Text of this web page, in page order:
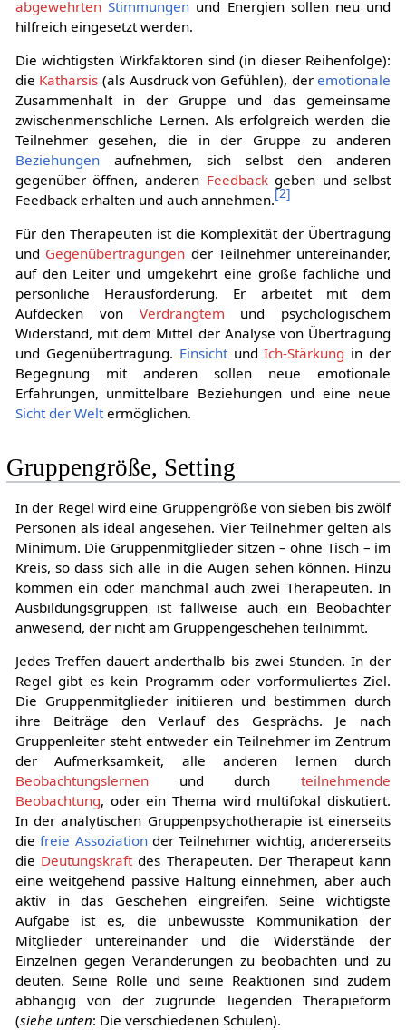
abgewehrten Stimmungen und Energien sollen neu und
hilfreich eingesetzt werden.
Die wichtigsten Wirkfaktoren sind (in dieser Reihenfolge):
die Katharsis (als Ausdruck von Gefühlen), deremotionale
Zusammenhalt in der Gruppe und das gemeinsame
zwischenmenschliche Lernen. Als erfolgreich werden die
Teilnehmer gesehen, die in der Gruppe zu anderen
Beziehungenaufnehmen, sich selbst den anderen
gegenüber öffnen, anderen Feedbackgeben und selbst
Feedback erhalten und auch annehmen.[2]
Für den Therapeuten ist die Komplexität der Übertragung
und Gegenübertragungen der Teilnehmer untereinander,
auf den Leiter und umgekehrt eine große fachliche und
persönliche Herausforderung. Er arbeitet mit dem
Aufdecken von Verdrängtem und psychologischem
Widerstand, mit dem Mittel der Analyse von Übertragung
und Gegenübertragung. EinsichtundIch-Stärkung in der
Begegnung mit anderen sollen neue emotionale
Erfahrungen, unmittelbare Beziehungen und eine neue
Sicht der Weltermöglichen.
Gruppengröße, Setting
In der Regel wird eine Gruppengröße von sieben bis zwölf
Personen als ideal angesehen. Vier Teilnehmer gelten als
Minimum. Die Gruppenmitglieder sitzen – ohne Tisch – im
Kreis, so dass sich alle in die Augen sehen können. Hinzu
kommen ein oder manchmal auch zwei Therapeuten. In
Ausbildungsgruppen ist fallweise auch ein Beobachter
anwesend, der nicht am Gruppengeschehen teilnimmt.
Jedes Treffen dauert anderthalb bis zwei Stunden. In der
Regel gibt es kein Programm oder vorformuliertes Ziel.
Die Gruppenmitglieder initiieren und bestimmen durch
ihre Beiträge den Verlauf des Gesprächs. Je nach
Gruppenleiter steht entweder ein Teilnehmer im Zentrum
der Aufmerksamkeit, alle anderen lernen durch
Beobachtungslernenund durchteilnehmende
Beobachtung, oder ein Thema wird multifokal diskutiert.
In der analytischen Gruppenpsychotherapie ist einerseits
diefreie Assoziationder Teilnehmer wichtig, andererseits
die Deutungskraft des Therapeuten. Der Therapeut kann
eine weitgehend passive Haltung einnehmen, aber auch
aktiv in das Geschehen eingreifen. Seine wichtigste
Aufgabe ist es, die unbewusste Kommunikation der
Mitglieder untereinander und die Widerstände der
Einzelnen gegen Veränderungen zu beobachten und zu
deuten. Seine Rolle und seine Reaktionen sind zudem
abhängig von der zugrunde liegenden Therapieform
(siehe unten: Die verschiedenen Schulen).